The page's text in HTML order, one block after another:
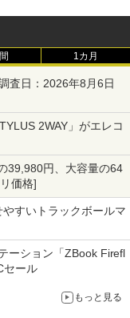
1カ月
査日：2026年8月6日
2WAY」がエレコ
39,980円、大容量の64
リ価格]
すいトラックボールマ
ーション「ZBook Firefl
セール
もっと見る